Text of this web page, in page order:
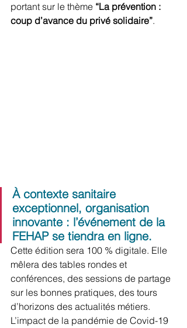
portant sur le thème “La prévention :
coup d’avance du privé solidaire”.
À contexte sanitaire
exceptionnel, organisation
innovante : l’événement de la
FEHAP se tiendra en ligne.
Cette édition sera 100 % digitale. Elle
mêlera des tables rondes et
conférences, des sessions de partage
sur les bonnes pratiques, des tours
d’horizons des actualités métiers.
L’impact de la pandémie de Covid-19